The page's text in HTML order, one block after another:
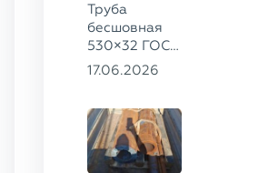
Труба
бесшовная
530×32 ГОСТ
8732-78, ст.
17.06.2026